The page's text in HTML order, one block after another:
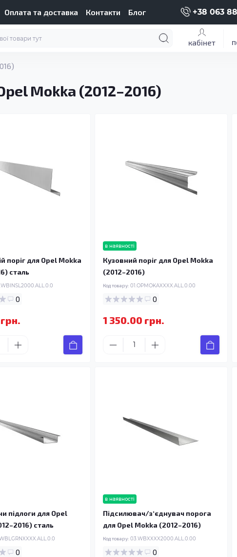
Оплата та доставка Контакти Блог +38 063
кабінет
Mokka (2012–2016)
поріг для Opel Mokka
сталь
0
в наявності
Кузовний поріг для Opel Mokka
(2012–2016)
Код товару: 01.OPMOKAXXXX.ALL.0.00
0
1 350.00 грн.
підлоги для Opel
сталь
0
в наявності
Підсилювач/зʼєднувач порога
для Opel Mokka (2012–2016)
Код товару: 03.WBXXXX2000.ALL.0.00
0